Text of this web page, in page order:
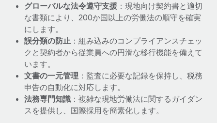
法人設立
法令順守した法人をスピーディに設立
移住・転勤
従業員の異動をスムーズに
福利厚生
従業員の福利厚生を簡単に管理
AIのパイオニアであるWeaviateは、Remoteを使
い、どのようにしてワークフォースを120%に増やした
のか
Weaviateの概要...
詳細を見る
契約社員管理
税務
ブログを読む
ブログ
Remoteの製品アップデート：GustoとXeroの統合お
グローバルな法令遵守支援 ：現地向け契約書と適切
な書類により、200か国以上の労働法の順守を確実
にします。
誤分類の防止 ：組み込みのコンプライアンスチェッ
クと契約者から従業員への円滑な移行機能を備えて
います。
文書の一元管理 ：監査に必要な記録を保持し、税務
申告の自動化に対応します。
法務専門知識 ：複雑な現地労働法に関するガイダン
スを提供し、国際採用を簡素化します。